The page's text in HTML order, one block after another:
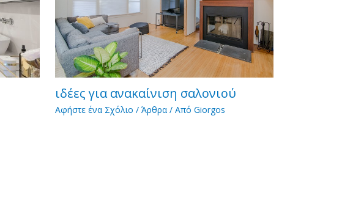
ιδέες για ανακαίνιση σαλονιού
Αφήστε ένα Σχόλιο /Άρθρα / ΑπόGiorgos